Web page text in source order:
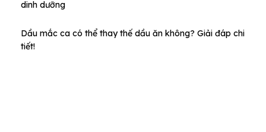
dinh dưỡng
Dầu mắc ca có thể thay thế dầu ăn không? Giải đáp chi
tiết!